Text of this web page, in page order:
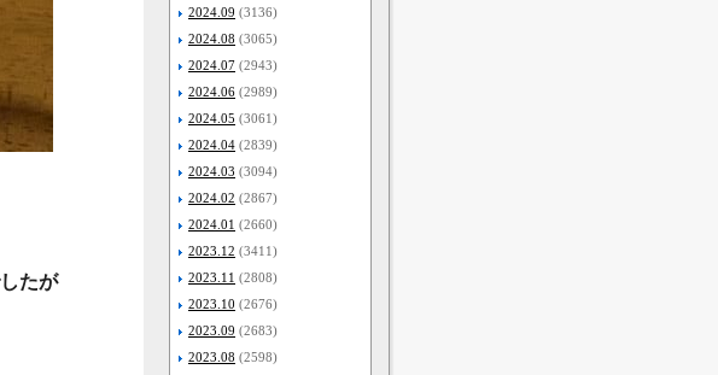
たが
2024.09 (3136)
2024.08 (3065)
2024.07 (2943)
2024.06 (2989)
2024.05 (3061)
2024.04 (2839)
2024.03 (3094)
2024.02 (2867)
2024.01 (2660)
2023.12 (3411)
2023.11 (2808)
2023.10 (2676)
2023.09 (2683)
2023.08 (2598)